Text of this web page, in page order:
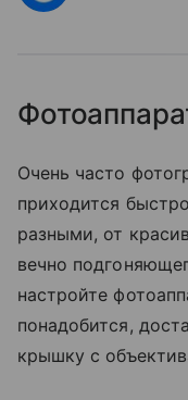
Очень часто
приходится
разными, от
вечно
настройте
понадобится,
крышку с